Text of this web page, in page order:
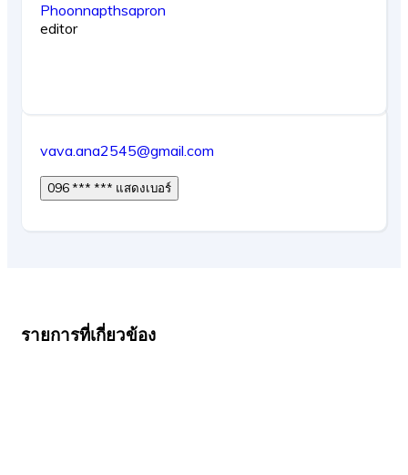
Phoonnapthsapron
editor
vava.ana2545@gmail.com
096 *** *** แสดงเบอร์
รายการที่เกี่ยวข้อง